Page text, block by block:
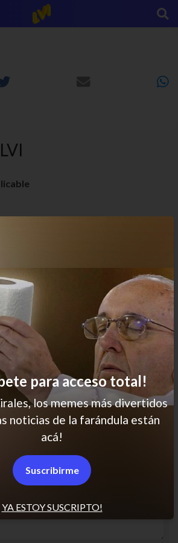
no los esquivo, me aferro
injusta!
Comenta!
YA ESTOY SUSCRIPTO!
para acceso total!
los memes más divertidos
noticias de la farándula están
acá!
Suscribirme